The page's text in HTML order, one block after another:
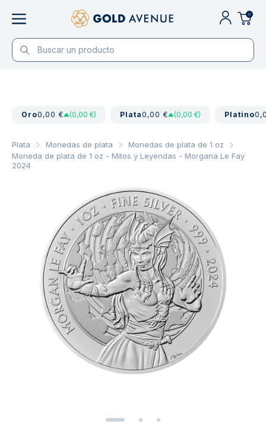
0
Oro0,00 € (0,00 €) Plata0,00 € (0,00 €) Platino
Plata Monedas de plata
Monedas de plata de 1 oz
Moneda de plata de 1 oz - Mitos y Leyendas - Morgana Le Fay
2024